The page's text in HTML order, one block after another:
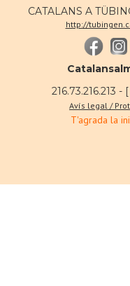
CATALANS A
http://
216.73.216.213 -
Avís legal /
T'agrada la